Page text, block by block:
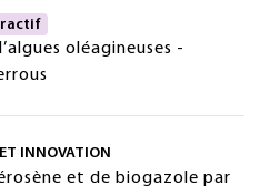
oléagineuses -
INNOVATION
et de biogazole par